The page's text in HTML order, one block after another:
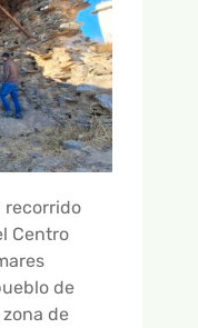
recorrido
Centro
de
de